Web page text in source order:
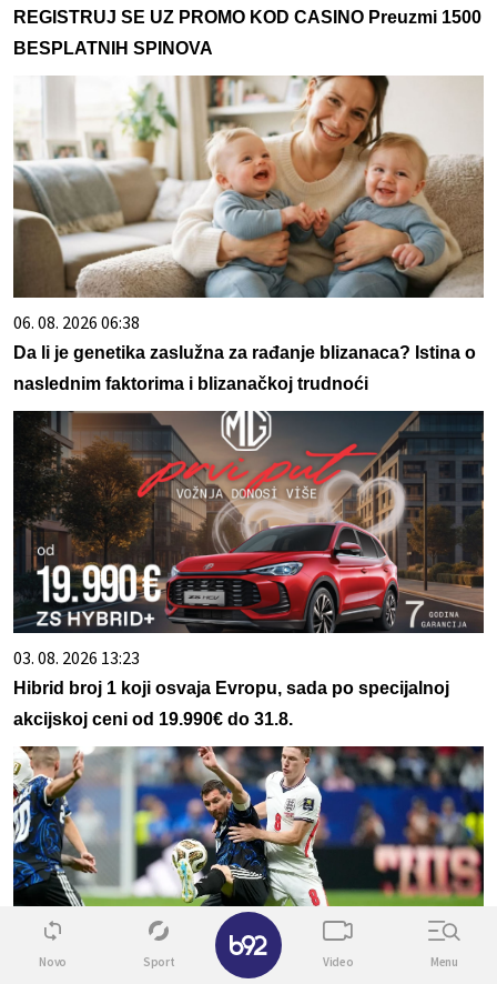
REGISTRUJ SE UZ PROMO KOD CASINO Preuzmi 1500
BESPLATNIH SPINOVA
06. 08. 2026 06:38
Da li je genetika zaslužna za rađanje blizanaca? Istina o
naslednim faktorima i blizanačkoj trudnoći
03. 08. 2026 13:23
Hibrid broj 1 koji osvaja Evropu, sada po specijalnoj
akcijskoj ceni od 19.990€ do 31.8.
Novo Sport Video Menu
✕